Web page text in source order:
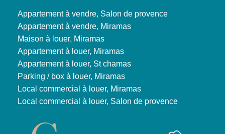
Appartement à vendre, Salon de provence
Appartement à vendre, Miramas
Maison à louer, Miramas
Appartement à louer, Miramas
Appartement à louer, St chamas
Parking / box à louer, Miramas
Local commercial à louer, Miramas
Local commercial à louer, Salon de provence